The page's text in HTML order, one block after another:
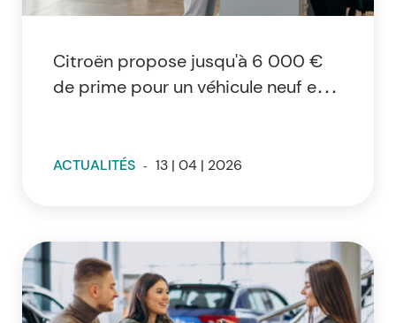
Citroën propose jusqu'à 6 000 €
de prime pour un véhicule neuf en
ACTUALITÉS - 13 | 04 | 2026